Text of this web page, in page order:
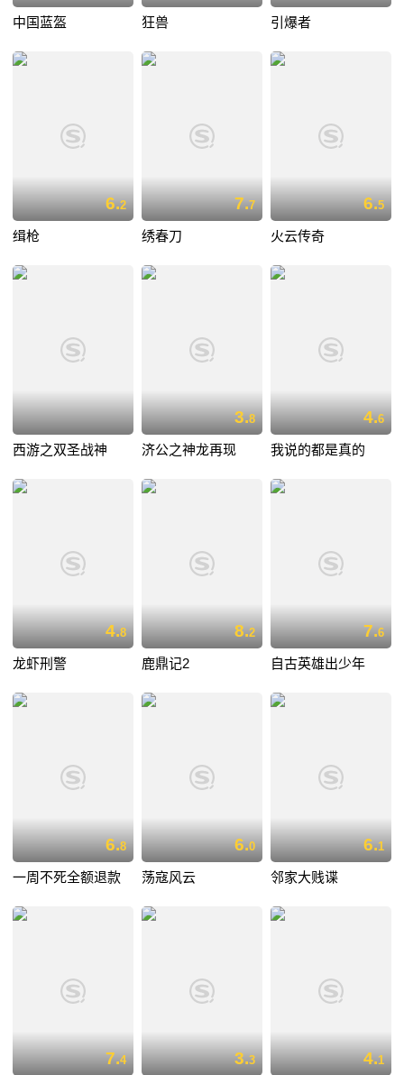
中国蓝盔 狂兽 引爆者
6.2
缉枪
7.7
绣春刀
6.5
火云传奇
西游之双圣战神
3.8
济公之神龙再现
4.6
我说的都是真的
4.8
龙虾刑警
8.2
鹿鼎记2
7.6
自古英雄出少年
6.8
一周不死全额退款
6.0
荡寇风云
6.1
邻家大贱谍
7.4 3.3 4.1